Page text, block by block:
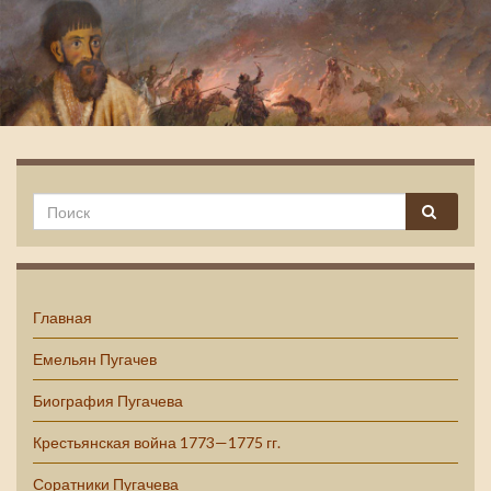
Емельян Пугачев
Главная
Емельян Пугачев
Биография Пугачева
Крестьянская война 1773—1775 гг.
Соратники Пугачева